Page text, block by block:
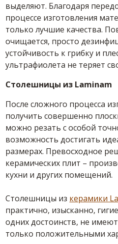
выделяют. Благодаря
процессе изготовления
только лучшие качества.
очищается, просто
устойчивость к грибку и
ультрафиолета не теряет
Столешницы из Laminam
После сложного процесса
получить совершенно
можно резать с особой
возможность достигать
размерах. Превосходное
керамических плит –
кухни и других помещений.
Столешницы из керамики
практично, изысканно,
одних достоинств, не
только положительными